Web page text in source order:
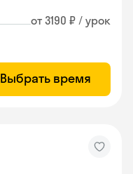
от 3190 ₽ / урок
Выбрать время